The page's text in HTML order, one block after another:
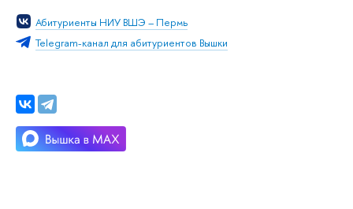
Абитуриенты НИУ ВШЭ – Пермь
Telegram-канал для абитуриентов Вышки